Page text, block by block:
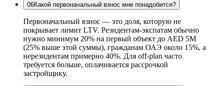
06Какой первоначальный взнос мне понадобится?
Первоначальный взнос — это доля, которую не
покрывает лимит LTV. Резидентам-экспатам обычно
нужно минимум 20% на первый объект до AED 5M
(25% выше этой суммы), гражданам ОАЭ около 15%, а
нерезидентам примерно 40%. Для off-plan часто
требуется больше, оплачивается рассрочкой
застройщику.